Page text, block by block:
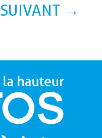
SUIVANT →